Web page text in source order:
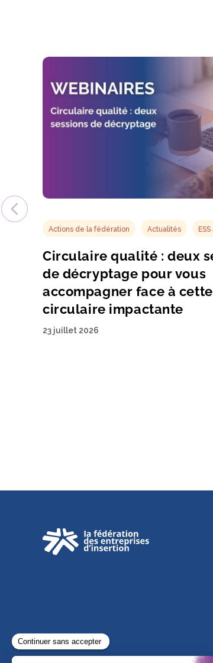
Actions de la fédération Actualités
Circulaire qualité : deux
de décryptage pour vous
accompagner face à cette
circulaire impactante
23 juillet 2026